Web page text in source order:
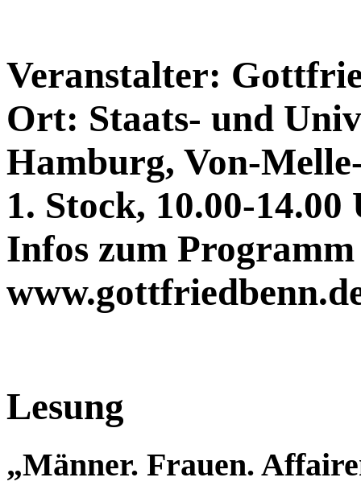
Veranstalter:
Ort: Staats- und
Hamburg, Von-
1. Stock, 10.00-
Infos zum
Lesung
„Männer. Frauen.